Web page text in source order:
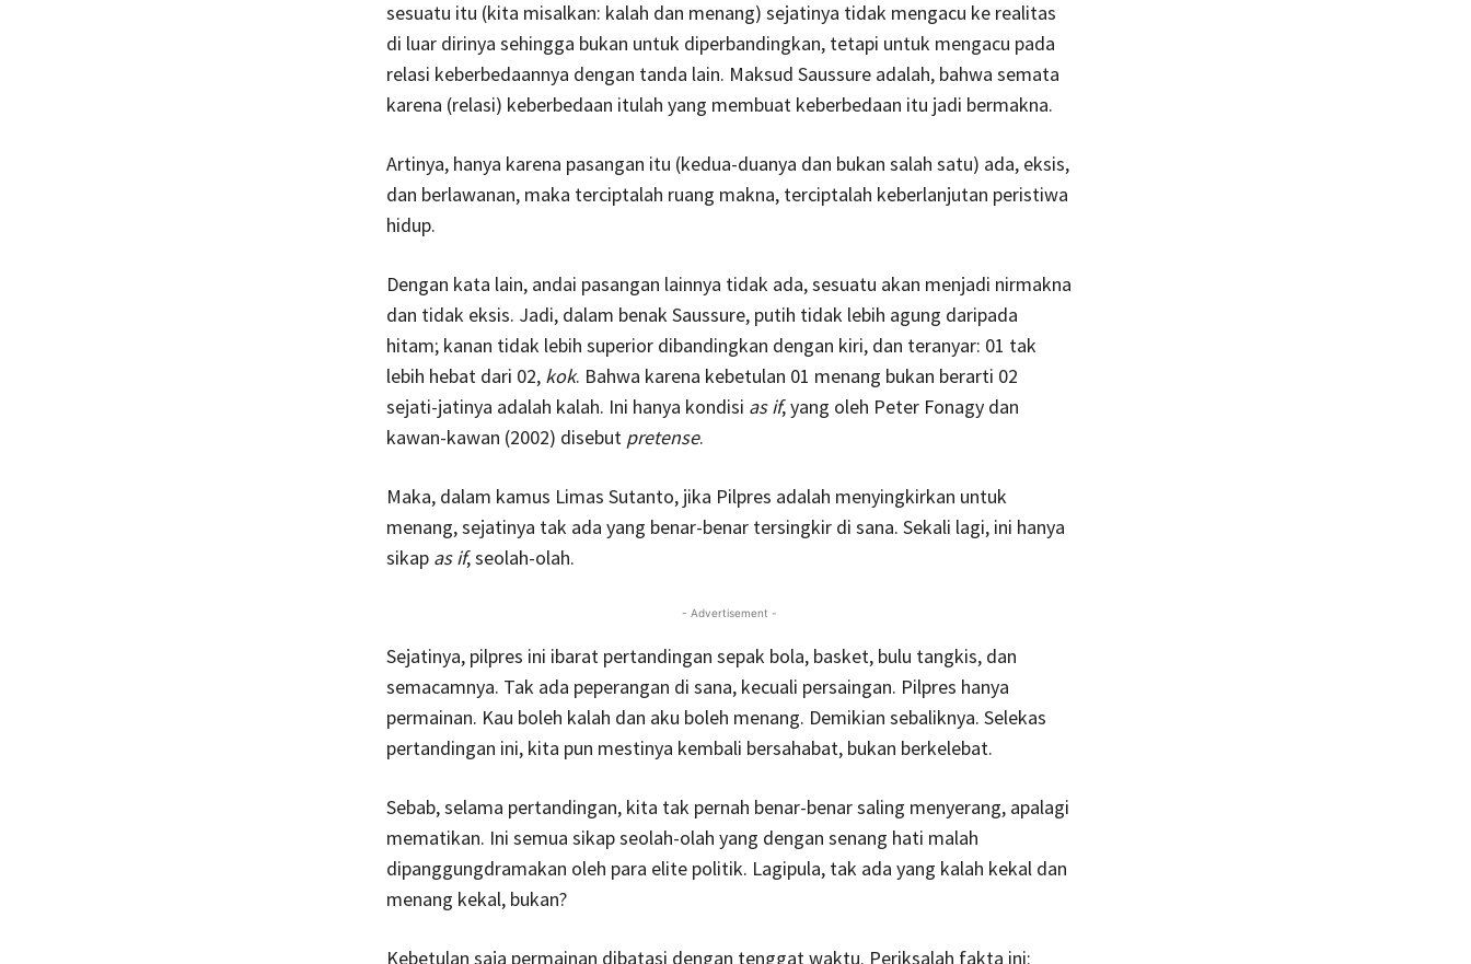
sesuatu itu (kita misalkan: kalah dan menang) sejatinya tidak mengacu ke realitas
di luar dirinya sehingga bukan untuk diperbandingkan, tetapi untuk mengacu pada
relasi keberbedaannya dengan tanda lain. Maksud Saussure adalah, bahwa semata
karena (relasi) keberbedaan itulah yang membuat keberbedaan itu jadi bermakna.
Artinya, hanya karena pasangan itu (kedua-duanya dan bukan salah satu) ada, eksis,
dan berlawanan, maka terciptalah ruang makna, terciptalah keberlanjutan peristiwa
hidup.
Dengan kata lain, andai pasangan lainnya tidak ada, sesuatu akan menjadi nirmakna
dan tidak eksis. Jadi, dalam benak Saussure, putih tidak lebih agung daripada
hitam; kanan tidak lebih superior dibandingkan dengan kiri, dan teranyar: 01 tak
lebih hebat dari 02, kok. Bahwa karena kebetulan 01 menang bukan berarti 02
sejati-jatinya adalah kalah. Ini hanya kondisi as if, yang oleh Peter Fonagy dan
kawan-kawan (2002) disebut pretense.
Maka, dalam kamus Limas Sutanto, jika Pilpres adalah menyingkirkan untuk
menang, sejatinya tak ada yang benar-benar tersingkir di sana. Sekali lagi, ini hanya
sikap as if, seolah-olah.
- Advertisement -
Sejatinya, pilpres ini ibarat pertandingan sepak bola, basket, bulu tangkis, dan
semacamnya. Tak ada peperangan di sana, kecuali persaingan. Pilpres hanya
permainan. Kau boleh kalah dan aku boleh menang. Demikian sebaliknya. Selekas
pertandingan ini, kita pun mestinya kembali bersahabat, bukan berkelebat.
Sebab, selama pertandingan, kita tak pernah benar-benar saling menyerang, apalagi
mematikan. Ini semua sikap seolah-olah yang dengan senang hati malah
dipanggungdramakan oleh para elite politik. Lagipula, tak ada yang kalah kekal dan
menang kekal, bukan?
Kebetulan saja permainan dibatasi dengan tenggat waktu. Periksalah fakta ini: